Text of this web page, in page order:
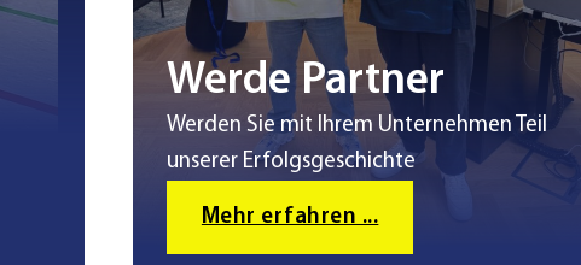
Werde Partner
Werden Sie mit Ihrem Unternehmen Teil
unserer Erfolgsgeschichte
Mehr erfahren ...